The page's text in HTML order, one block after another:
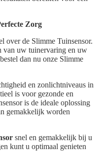
Zorg
over de Slimme Tuinsensor.
van uw tuinervaring en uw
dan nu onze Slimme
en zonlichtniveaus in
is voor gezonde en
is de ideale oplossing
gemakkelijk worden
snel en gemakkelijk bij u
kunt u optimaal genieten